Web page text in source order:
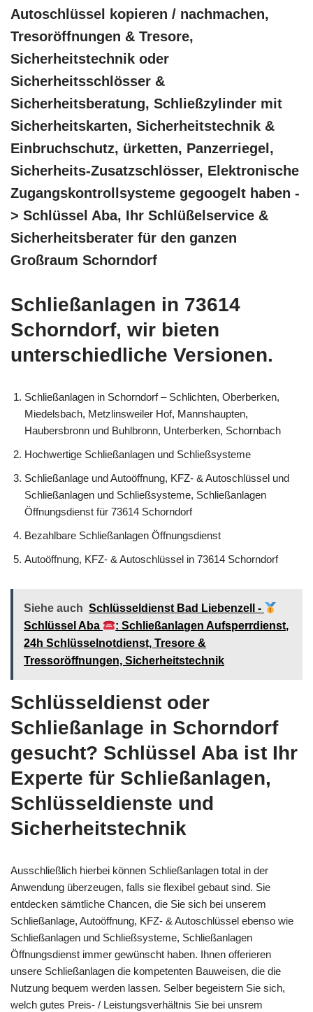
Autoschlüssel kopieren / nachmachen,
Tresoröffnungen & Tresore,
Sicherheitstechnik oder
Sicherheitsschlösser &
Sicherheitsberatung, Schließzylinder mit
Sicherheitskarten, Sicherheitstechnik &
Einbruchschutz, ürketten, Panzerriegel,
Sicherheits-Zusatzschlösser, Elektronische
Zugangskontrollsysteme gegoogelt haben -
> Schlüssel Aba, Ihr Schlüßelservice &
Sicherheitsberater für den ganzen
Großraum Schorndorf
Schließanlagen in 73614
Schorndorf, wir bieten
unterschiedliche Versionen.
Schließanlagen in Schorndorf – Schlichten, Oberberken,
Miedelsbach, Metzlinsweiler Hof, Mannshaupten,
Haubersbronn und Buhlbronn, Unterberken, Schornbach
Hochwertige Schließanlagen und Schließsysteme
Schließanlage und Autoöffnung, KFZ- & Autoschlüssel und
Schließanlagen und Schließsysteme, Schließanlagen
Öffnungsdienst für 73614 Schorndorf
Bezahlbare Schließanlagen Öffnungsdienst
Autoöffnung, KFZ- & Autoschlüssel in 73614 Schorndorf
Siehe auch Schlüsseldienst Bad Liebenzell -
Schlüssel Aba
: Schließanlagen Aufsperrdienst,
24h Schlüsselnotdienst, Tresore &
Tressoröffnungen, Sicherheitstechnik
Schlüsseldienst oder
Schließanlage in Schorndorf
gesucht? Schlüssel Aba ist Ihr
Experte für Schließanlagen,
Schlüsseldienste und
Sicherheitstechnik
Ausschließlich hierbei können Schließanlagen total in der
Anwendung überzeugen, falls sie flexibel gebaut sind. Sie
entdecken sämtliche Chancen, die Sie sich bei unserem
Schließanlage, Autoöffnung, KFZ- & Autoschlüssel ebenso wie
Schließanlagen und Schließsysteme, Schließanlagen
Öffnungsdienst immer gewünscht haben. Ihnen offerieren
unsere Schließanlagen die kompetenten Bauweisen, die die
Nutzung bequem werden lassen. Selber begeistern Sie sich,
welch gutes Preis- / Leistungsverhältnis Sie bei unsrem